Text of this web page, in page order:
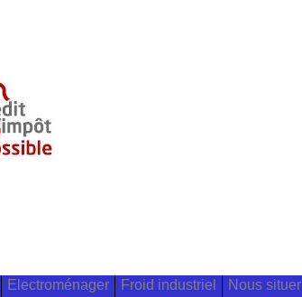
Electroménager Froid industriel Nous situer